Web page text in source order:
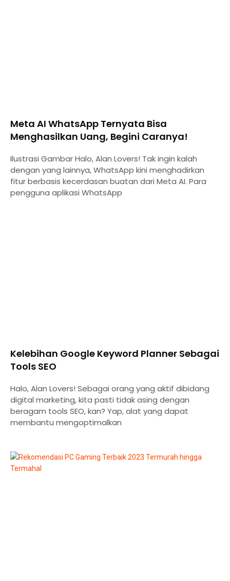
⁠Meta AI WhatsApp Ternyata Bisa
Menghasilkan Uang, Begini Caranya!
Ilustrasi Gambar Halo, Alan Lovers! Tak ingin kalah
dengan yang lainnya, WhatsApp kini menghadirkan
fitur berbasis kecerdasan buatan dari Meta AI. Para
pengguna aplikasi WhatsApp
Kelebihan Google Keyword Planner Sebagai
Tools SEO
Halo, Alan Lovers! Sebagai orang yang aktif dibidang
digital marketing, kita pasti tidak asing dengan
beragam tools SEO, kan? Yap, alat yang dapat
membantu mengoptimalkan